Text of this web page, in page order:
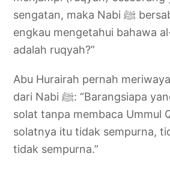
sengatan, maka Nabi ﷺ bersabda: “Dari mana
engkau mengetahui bahawa
adalah ruqyah?”
Abu Hurairah pernah
dari Nabi ﷺ: “Barangsiapa yang mengerjakan
solat tanpa membaca Ummul
solatnya itu tidak sempurna,
tidak sempurna.”